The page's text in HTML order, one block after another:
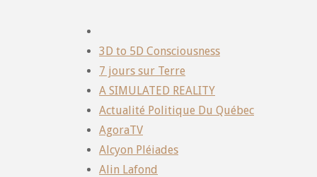
3D to 5D Consciousness
7 jours sur Terre
A SIMULATED REALITY
Actualité Politique Du Québec
AgoraTV
Alcyon Pléiades
Alin Lafond